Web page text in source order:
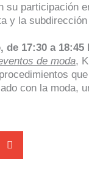
su participación
y la
de 17:30 a 18:45
de moda,
con la moda,